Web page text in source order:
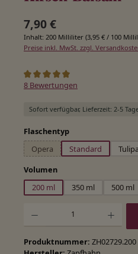
Regulärer Preis:
7,90 €
Inhalt: 200 Milliliter (3,95 € / 100
Preise inkl. MwSt. zzgl.
Durchschnittliche Bewertung
8 Bewertungen
Sofort verfügbar, Lieferzeit: 2-5
Flaschentypauswählen
Opera(Diese Option ist zurzeit nicht
Standard
Volumenauswählen
200 ml
350 ml 500 ml
Produkt Anzahl: Gib den
Produktnummer: ZH02729.200